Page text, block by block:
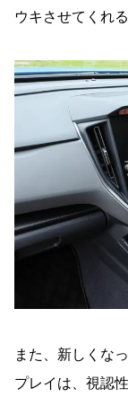
ウキさせてくれ
また、新しくな
プレイは、視認